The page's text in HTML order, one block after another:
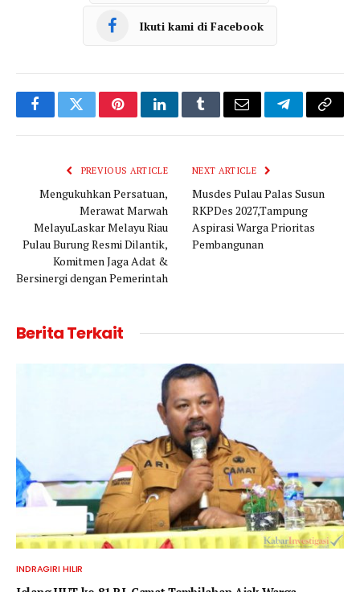
Ikuti kami di Facebook
FacebookTwitterPinterestLinkedInTumblrEmail TelegramCopy
PREVIOUS ARTICLE
Mengukuhkan Persatuan,
Merawat Marwah
MelayuLaskar Melayu Riau
Pulau Burung Resmi Dilantik,
Komitmen Jaga Adat &
Bersinergi dengan Pemerintah
NEXT ARTICLE
Musdes Pulau Palas Susun
RKPDes 2027,Tampung
Aspirasi Warga Prioritas
Pembangunan
Berita Terkait
INDRAGIRI HILIR